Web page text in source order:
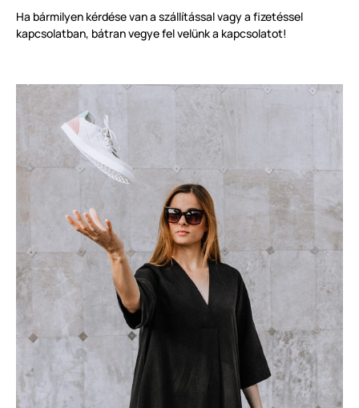
Ha bármilyen kérdése van a szállítással vagy a fizetéssel
kapcsolatban, bátran vegye fel velünk a kapcsolatot!